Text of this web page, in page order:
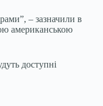
– зазначили в
американською
доступні